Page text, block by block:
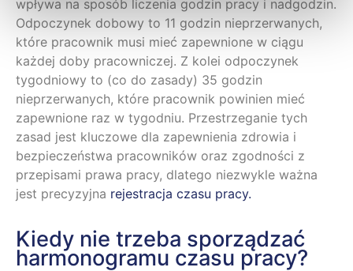
wpływa na sposób liczenia godzin pracy i nadgodzin.
Odpoczynek dobowy to 11 godzin nieprzerwanych,
które pracownik musi mieć zapewnione w ciągu
każdej doby pracowniczej. Z kolei odpoczynek
tygodniowy to (co do zasady) 35 godzin
nieprzerwanych, które pracownik powinien mieć
zapewnione raz w tygodniu. Przestrzeganie tych
zasad jest kluczowe dla zapewnienia zdrowia i
bezpieczeństwa pracowników oraz zgodności z
przepisami prawa pracy, dlatego niezwykle ważna
jest precyzyjna rejestracja czasu pracy.
Kiedy nie trzeba sporządzać
harmonogramu czasu pracy?